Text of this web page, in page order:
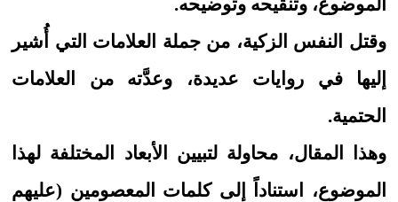
الموضوع، وتنقيحه وتوضيحه.
وقتل النفس الزكية، من جملة العلامات التي أُشير
إليها في روايات عديدة، وعدَّته من العلامات
الحتمية.
وهذا المقال، محاولة لتبيين الأبعاد المختلفة لهذا
الموضوع، استناداً إلى كلمات المعصومين (عليهم